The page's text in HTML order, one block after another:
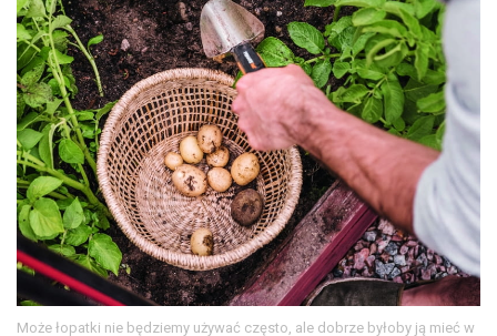
Może łopatki nie będziemy używać często, ale dobrze byłoby ją mieć w